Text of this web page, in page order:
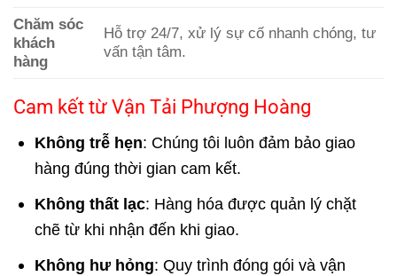
Chăm sóc
khách
hàng
Hỗ trợ 24/7, xử lý sự cố nhanh chóng, tư
vấn tận tâm.
Cam kết từ Vận Tải Phượng Hoàng
Không trễ hẹn: Chúng tôi luôn đảm bảo giao
hàng đúng thời gian cam kết.
Không thất lạc: Hàng hóa được quản lý chặt
chẽ từ khi nhận đến khi giao.
Không hư hỏng: Quy trình đóng gói và vận